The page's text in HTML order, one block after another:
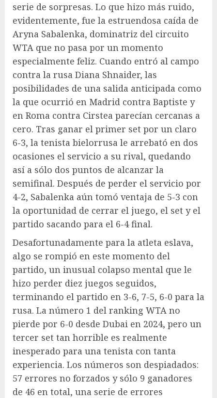
serie de sorpresas. Lo que hizo más ruido,
evidentemente, fue la estruendosa caída de
Aryna Sabalenka, dominatriz del circuito
WTA que no pasa por un momento
especialmente feliz. Cuando entró al campo
contra la rusa Diana Shnaider, las
posibilidades de una salida anticipada como
la que ocurrió en Madrid contra Baptiste y
en Roma contra Cirstea parecían cercanas a
cero. Tras ganar el primer set por un claro
6-3, la tenista bielorrusa le arrebató en dos
ocasiones el servicio a su rival, quedando
así a sólo dos puntos de alcanzar la
semifinal. Después de perder el servicio por
4-2, Sabalenka aún tomó ventaja de 5-3 con
la oportunidad de cerrar el juego, el set y el
partido sacando para el 6-4 final.
Desafortunadamente para la atleta eslava,
algo se rompió en este momento del
partido, un inusual colapso mental que le
hizo perder diez juegos seguidos,
terminando el partido en 3-6, 7-5, 6-0 para la
rusa. La número 1 del ranking WTA no
pierde por 6-0 desde Dubai en 2024, pero un
tercer set tan horrible es realmente
inesperado para una tenista con tanta
experiencia. Los números son despiadados:
57 errores no forzados y sólo 9 ganadores
de 46 en total, una serie de errores